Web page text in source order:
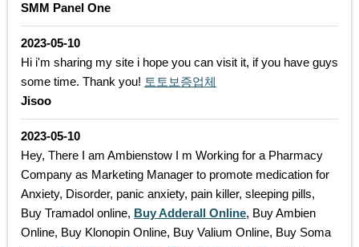
SMM Panel One
2023-05-10
Hi i'm sharing my site i hope you can visit it, if you have guys
some time. Thank you! 토토보증업체
Jisoo
2023-05-10
Hey, There I am Ambienstow I m Working for a Pharmacy
Company as Marketing Manager to promote medication for
Anxiety, Disorder, panic anxiety, pain killer, sleeping pills,
Buy Tramadol online, Buy Adderall Online, Buy Ambien
Online, Buy Klonopin Online, Buy Valium Online, Buy Soma